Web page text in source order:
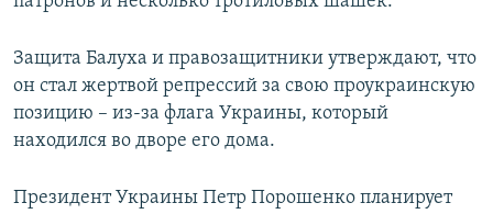
Защита Балуха и правозащитники утверждают, что
он стал жертвой репрессий за свою проукраинскую
позицию – из-за флага Украины, который
находился во дворе его дома.
Президент Украины Петр Порошенко планирует